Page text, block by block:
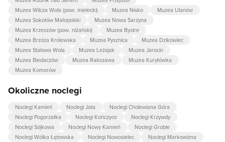
Muzea Wilcza Wola (pow. mielecki)
Muzea Nisko
Muzea Ulanów
Muzea Sokołów Małopolski
Muzea Nowa Sarzyna
Muzea Krzeszów (pow. niżański)
Muzea Bystre
Muzea Brzóza Królewska
Muzea Pysznica
Muzea Dzikowiec
Muzea Stalowa Wola
Muzea Leżajsk
Muzea Jarocin
Muzea Biedaczów
Muzea Rakszawa
Muzea Kuryłówka
Muzea Komorów
Okoliczne noclegi
Noclegi Kamień Noclegi Jata
Noclegi Cholewiana Góra
Noclegi Pogorzałka
Noclegi Kończyce
Noclegi Krzywdy
Noclegi Sójkowa
Noclegi Nowy Kamień
Noclegi Groble
Noclegi Wólka Łętowska
Noclegi Nowosielec
Noclegi Markowizna